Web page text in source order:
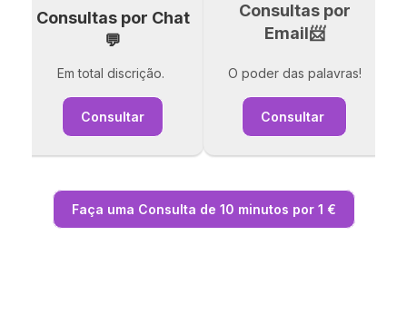
Consultas por Chat
💬
Em total discrição.
Consultar
Consultas por
Email📨
O poder das palavras!
Consultar
Faça uma Consulta de 10 minutos por 1 €